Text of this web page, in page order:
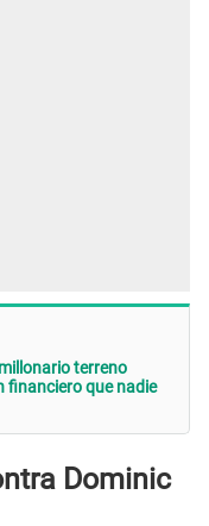
terreno
financiero que nadie
Dominic